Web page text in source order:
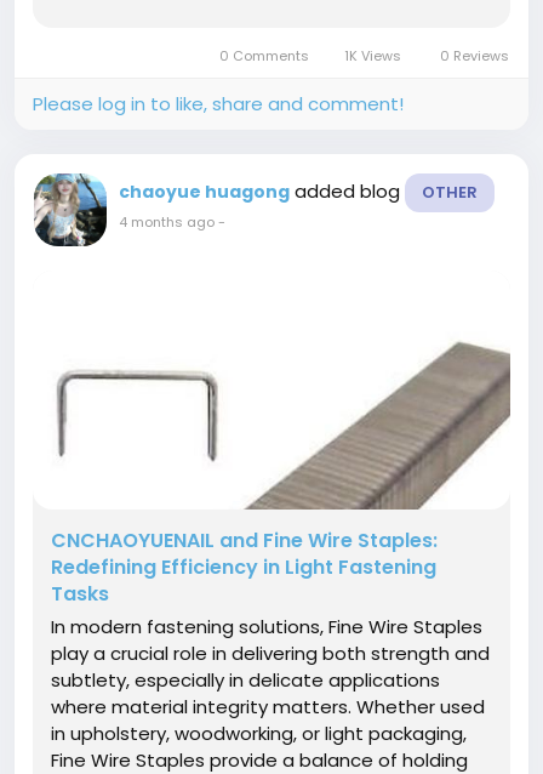
0 Comments 1K Views 0 Reviews
Please log in to like, share and comment!
chaoyue huagong added blog OTHER
4 months ago-
CNCHAOYUENAIL and Fine Wire Staples:
Redefining Efficiency in Light Fastening
Tasks
In modern fastening solutions, Fine Wire Staples
play a crucial role in delivering both strength and
subtlety, especially in delicate applications
where material integrity matters. Whether used
in upholstery, woodworking, or light packaging,
Fine Wire Staples provide a balance of holding